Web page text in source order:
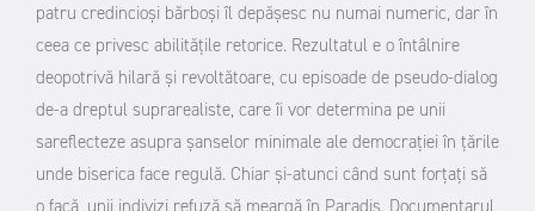
patru credincioşi bărboşi îl depăşesc nu numai numeric, dar în
ceea ce privesc abilităţile retorice. Rezultatul e o întâlnire
deopotrivă hilară şi revoltătoare, cu episoade de pseudo-dialog
de-a dreptul suprarealiste, care îi vor determina pe unii
sareflecteze asupra şanselor minimale ale democraţiei în ţările
unde biserica face regulă. Chiar şi-atunci când sunt forţaţi să